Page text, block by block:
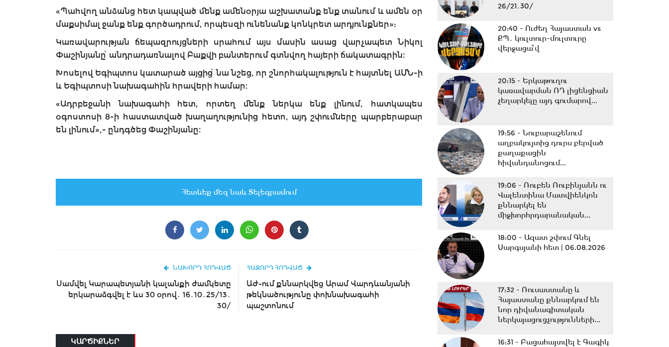
«Պահվող անձանց հետ կապված մենք ամենօրյա աշխատանք ենք տանում և ամեն օր
մաքսիմալ ջանք ենք գործադրում, որպեսզի ունենանք կոնկրետ արդյունքներ»:
Կառավարության ճեպազրույցների սրահում այս մասին ասաց վարչապետ Նիկոլ
Փաշինյանը՝ անդրադառնալով Բաքվի բանտերում գտնվող հայերի ճակատագրին։
Խոսելով Եգիպտոս կատարած այցից՝ նա նշեց, որ շնորհակալություն է հայտնել ԱՄՆ-ի
և Եգիպտոսի նախագահին հրավերի համար։
«Ադրբեջանի նախագահի հետ, որտեղ մենք ներկա ենք լինում, հատկապես
օգոստոսի 8-ի հաստատված խաղաղությունից հետո, այդ շփումները պարբերաբար
են լինում»,- ընդգծեց Փաշինյանը։
Հետևեք մեզ նաև Տելեգրամում
ՆԱԽՈՐԴ ՀՈԴՎԱԾ
Սամվել Կարապետյանի կալանքի ժամկետը
երկարաձգվել է ևս 30 օրով․ 16․10․25/13․
30/
ՀԱՋՈՐԴ ՀՈԴՎԱԾ
ԱԺ-ում քննարկվեց Արամ Վարդևանյանի
թեկնածությունը փոխնախագահի
պաշտոնում
ԿԱՐԾԻՔՆԵՐ
26/21․30/
20:40 - Ուժեղ Հայաստան vs
ՔՊ․ կուլտուր-մուլտուրը
վերջացա՞վ
20:15 - Երկաթուղու
կառավարման ՌԴ լիցենցիան
չեղարկելը այդ գումարով...
19:56 -Նուբարաշենում
աղբակույտից դուրս բերված
քաղաքացին
հիվանդանոցում...
19:06 - Ռուբեն Ռուբինյանն ու
Վալենտինա Մատվիենկոն
քննարկել են
միջխորհրդարանական...
18:00 - Ազատ շփում Գնել
Սարգսյանի հետ | 06.08.2026
17:32 - Ռուսաստանը և
Հայաստանը քննարկում են
նոր դիվանագիտական
ներկայացուցչությունների...
16:31 - Բացահայտվել է Գագիկ